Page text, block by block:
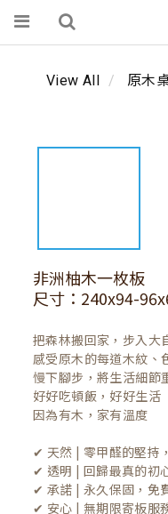
View All 原木
非洲柚木一枚板
尺寸：240x94-
把森林搬回家，步入大
感受原木的每道木紋、
慢下腳步，將生活細節
好好吃頓飯，好好生活
因為有木，家有溫度
✔ 天然 | 零甲醛的堅持
✔ 透明 | 回歸最真的初
✔ 承諾 | 永久保固，免
✔ 安心 | 無期限寄板服